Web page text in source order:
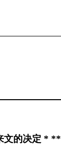
文的决定 * **